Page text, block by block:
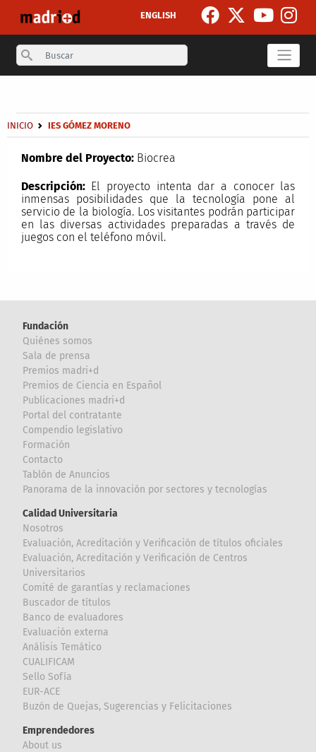
ENGLISH
Search
Sobrescribir enlaces de ayuda a la navegación
INICIO IES GÓMEZ MORENO
Nombre del Proyecto:Biocrea
Descripción:El proyecto intenta dar a conocer las
inmensas posibilidades que la tecnología pone al
servicio de la biología. Los visitantes podrán participar
en las diversas actividades preparadas a través de
juegos con el teléfono móvil.
Fundación
Quiénes somos
Sala de prensa
Premios madri+d
Premios de Ciencia en Español
Publicaciones madri+d
Portal del contratante
Compendio legislativo
Formación
Contacto
Tablón de Anuncios
Panorama de la innovación por sectores y tecnologías
Calidad Universitaria
Nosotros
Evaluación, Acreditación y Verificación de títulos oficiales
Evaluación, Acreditación y Verificación de Centros
Universitarios
Comité de garantías y reclamaciones
Buscador de títulos
Banco de evaluadores
Evaluación externa
Análisis Temático
CUALIFICAM
Sello Sofía
EUR-ACE
Buzón de Quejas, Sugerencias y Felicitaciones
Emprendedores
About us